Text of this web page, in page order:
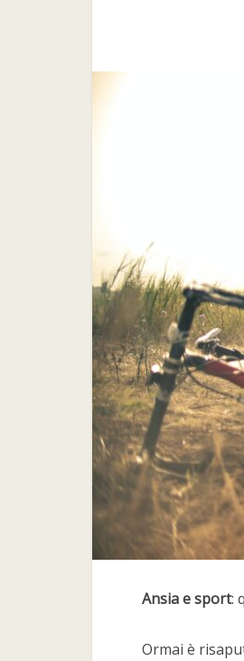
Ansia e sport:
Ormai è